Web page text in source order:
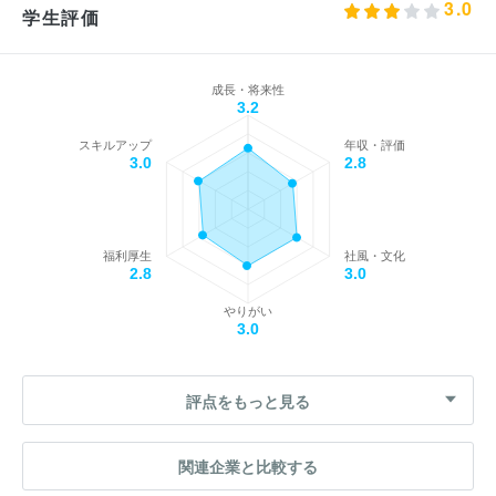
学生評価 3.0
成長・将来性
3.2
年収・評価
2.8
社風・文化
3.0
やりがい
3.0
福利厚生
2.8
スキルアップ
3.0
評点をもっと見る
関連企業と比較する